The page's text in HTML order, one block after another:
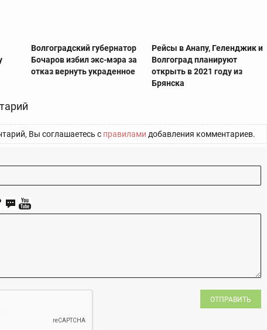
Волгоградский губернатор
Бочаров избил экс-мэра за
отказ вернуть украденное
Рейсы в Анапу, Геленджик и
Волгоград планируют
открыть в 2021 году из
Брянска
Вы соглашаетесь с правилами добавления комментариев.
ОТПРАВИТЬ